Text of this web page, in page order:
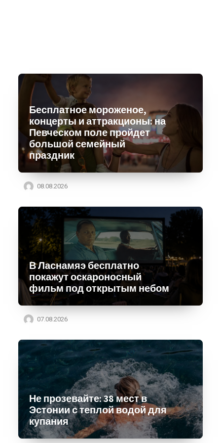
Бесплатное мороженое,
концерты и аттракционы: на
Певческом поле пройдет
большой семейный
праздник
08.08.2026
В Ласнамяэ бесплатно
покажут оскароносный
фильм под открытым небом
07.08.2026
Не прозевайте: 38 мест в
Эстонии с теплой водой для
купания